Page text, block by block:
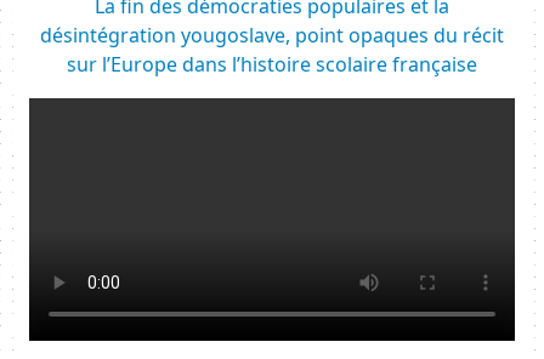
La fin des démocraties populaires et la
désintégration yougoslave, point opaques du récit
sur l’Europe dans l’histoire scolaire française